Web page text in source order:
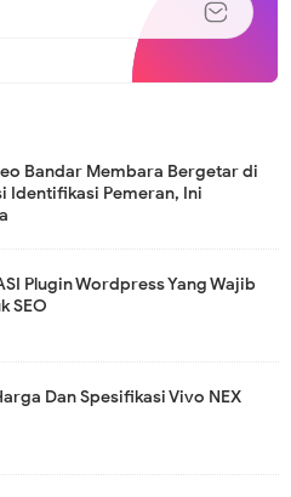
Bandar Membara Bergetar di
Identifikasi Pemeran, Ini
Plugin Wordpress Yang Wajib
SEO
Dan Spesifikasi Vivo NEX